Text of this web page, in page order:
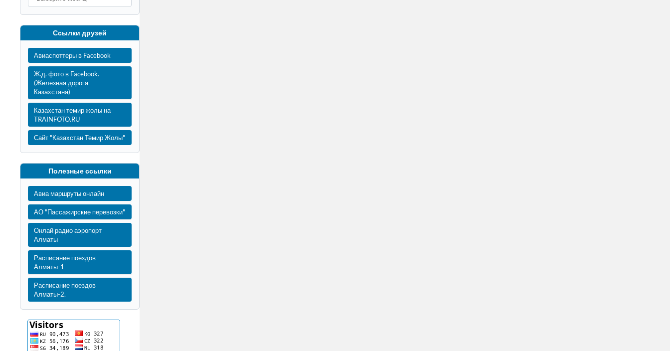
Ссылки друзей
Авиаспоттеры в Facebook
Ж.д. фото в Facebook.
(Железная дорога
Казахстана)
Казахстан темир жолы на
TRAINFOTO.RU
Сайт "Казахстан Темир Жолы"
Полезные ссылки
Авиа маршруты онлайн
АО "Пассажирские перевозки"
Онлай радио аэропорт
Алматы
Расписание поездов
Алматы-1
Расписание поездов
Алматы-2.